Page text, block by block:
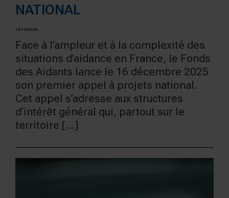
NATIONAL
16/12/2025
Face à l’ampleur et à la complexité des
situations d’aidance en France, le Fonds
des Aidants lance le 16 décembre 2025
son premier appel à projets national.
Cet appel s’adresse aux structures
d’intérêt général qui, partout sur le
territoire [...]